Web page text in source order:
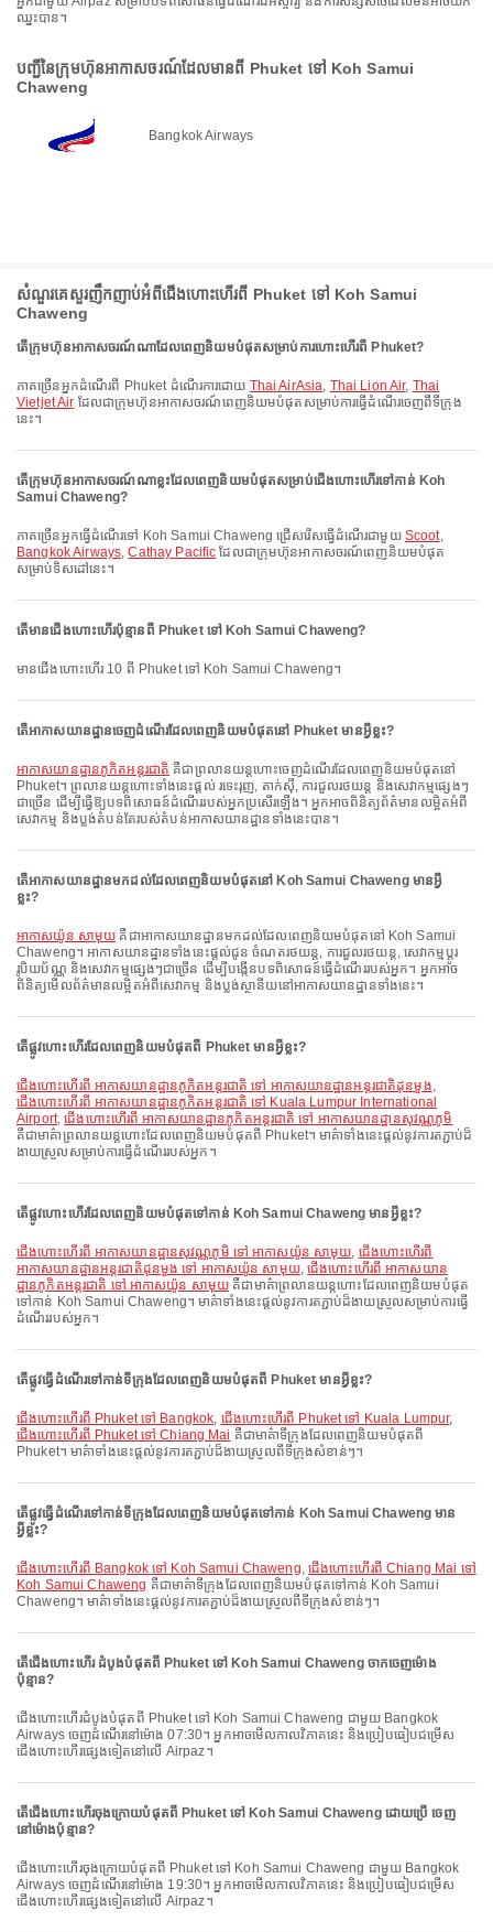
ឈ្នះបាន។
បញ្ជីនៃក្រុមហ៊ុនអាកាសចរណ៍ដែលមានពី Phuket ទៅ Koh Samui
Chaweng
Bangkok Airways
សំណួរគេសួរញឹកញាប់អំពីជើងហោះហើរពី Phuket ទៅ Koh Samui
Chaweng
តើក្រុមហ៊ុនអាកាសចរណ៍ណាដែលពេញនិយមបំផុតសម្រាប់ការហោះហើរពី Phuket?
ភាគច្រើនអ្នកដំណើរពី Phuket ដំណើរការដោយ Thai AirAsia, Thai Lion Air, Thai
Vietjet Air ដែលជាក្រុមហ៊ុនអាកាសចរណ៍ពេញនិយមបំផុតសម្រាប់ការធ្វើដំណើរចេញពីទីក្រុង
នេះ។
តើក្រុមហ៊ុនអាកាសចរណ៍ណាខ្លះដែលពេញនិយមបំផុតសម្រាប់ជើងហោះហើរទៅកាន់ Koh
Samui Chaweng?
ភាគច្រើនអ្នកធ្វើដំណើរទៅ Koh Samui Chaweng ជ្រើសរើសធ្វើដំណើរជាមួយ Scoot,
Bangkok Airways,Cathay Pacific ដែលជាក្រុមហ៊ុនអាកាសចរណ៍ពេញនិយមបំផុត
សម្រាប់ទិសដៅនេះ។
តើមានជើងហោះហើរប៉ុន្មានពី Phuket ទៅ Koh Samui Chaweng?
មានជើងហោះហើរ 10 ពី Phuket ទៅ Koh Samui Chaweng។
តើអាកាសយានដ្ឋានចេញដំណើរដែលពេញនិយមបំផុតនៅ Phuket មានអ្វីខ្លះ?
អាកាសយានដ្ឋានភូកិតអន្តរជាតិ គឺជាព្រលានយន្តហោះចេញដំណើរដែលពេញនិយមបំផុតនៅ
Phuket។ ព្រលានយន្តហោះទាំងនេះផ្តល់ រទេះរុញ, តាក់ស៊ី, ការជួលរថយន្ត និងសេវាកម្មផ្សេងៗ
ជាច្រើន ដើម្បីធ្វើឱ្យបទពិសោធន៍ដំណើររបស់អ្នកប្រសើរឡើង។ អ្នកអាចពិនិត្យព័ត៌មានលម្អិតអំពី
សេវាកម្ម និងប្លង់តំបន់តែរបស់តំបន់អាកាសយានដ្ឋានទាំងនេះបាន។
តើអាកាសយានដ្ឋានមកដល់ដែលពេញនិយមបំផុតនៅ Koh Samui Chaweng មានអ្វី
ខ្លះ?
អាកាសយ៉ូន សាមុយ គឺជាអាកាសយានដ្ឋានមកដល់ដែលពេញនិយមបំផុតនៅ Koh Samui
Chaweng។ អាកាសយានដ្ឋានទាំងនេះផ្តល់ជូន ចំណតរថយន្ត, ការជួលរថយន្ត, សេវាកម្មប្តូរ
រូបិយប័ណ្ណ និងសេវាកម្មផ្សេងៗជាច្រើន ដើម្បីបង្កើនបទពិសោធន៍ធ្វើដំណើររបស់អ្នក។ អ្នកអាច
ពិនិត្យមើលព័ត៌មានលម្អិតអំពីសេវាកម្ម និងប្លង់ស្ថានីយនៅអាកាសយានដ្ឋានទាំងនេះ។
តើផ្លូវហោះហើរដែលពេញនិយមបំផុតពី Phuket មានអ្វីខ្លះ?
ជើងហោះហើរពី អាកាសយានដ្ឋានភូកិតអន្តរជាតិ ទៅ អាកាសយានដ្ឋានអន្តរជាតិដុនមួង,
ជើងហោះហើរពី អាកាសយានដ្ឋានភូកិតអន្តរជាតិ ទៅ Kuala Lumpur International
Airport,ជើងហោះហើរពី អាកាសយានដ្ឋានភូកិតអន្តរជាតិ ទៅ អាកាសយានដ្ឋានសុវណ្ណភូមិ
គឺជាមាគ៌ាព្រលានយន្តហោះដែលពេញនិយមបំផុតពី Phuket។ មាគ៌ាទាំងនេះផ្តល់នូវការតភ្ជាប់ដ៏
ងាយស្រួលសម្រាប់ការធ្វើដំណើររបស់អ្នក។
តើផ្លូវហោះហើរដែលពេញនិយមបំផុតទៅកាន់ Koh Samui Chaweng មានអ្វីខ្លះ?
ជើងហោះហើរពី អាកាសយានដ្ឋានសុវណ្ណភូមិ ទៅ អាកាសយ៉ូន សាមុយ, ជើងហោះហើរពី
អាកាសយានដ្ឋានអន្តរជាតិដុនមួង ទៅ អាកាសយ៉ូន សាមុយ,ជើងហោះហើរពី អាកាសយាន
ដ្ឋានភូកិតអន្តរជាតិ ទៅ អាកាសយ៉ូន សាមុយ គឺជាមាគ៌ាព្រលានយន្តហោះដែលពេញនិយមបំផុត
ទៅកាន់ Koh Samui Chaweng។ មាគ៌ាទាំងនេះផ្តល់នូវការតភ្ជាប់ដ៏ងាយស្រួលសម្រាប់ការធ្វើ
ដំណើររបស់អ្នក។
តើផ្លូវធ្វើដំណើរទៅកាន់ទីក្រុងដែលពេញនិយមបំផុតពី Phuket មានអ្វីខ្លះ?
ជើងហោះហើរពី Phuket ទៅ Bangkok, ជើងហោះហើរពី Phuket ទៅ Kuala Lumpur,
ជើងហោះហើរពី Phuket ទៅ Chiang Mai គឺជាមាគ៌ាទីក្រុងដែលពេញនិយមបំផុតពី
Phuket។ មាគ៌ាទាំងនេះផ្តល់នូវការតភ្ជាប់ដ៏ងាយស្រួលពីទីក្រុងសំខាន់ៗ។
តើផ្លូវធ្វើដំណើរទៅកាន់ទីក្រុងដែលពេញនិយមបំផុតទៅកាន់ Koh Samui Chaweng មាន
អ្វីខ្លះ?
ជើងហោះហើរពី Bangkok ទៅ Koh Samui Chaweng,ជើងហោះហើរពី Chiang Mai ទៅ
Koh Samui Chaweng គឺជាមាគ៌ាទីក្រុងដែលពេញនិយមបំផុតទៅកាន់ Koh Samui
Chaweng។ មាគ៌ាទាំងនេះផ្តល់នូវការតភ្ជាប់ដ៏ងាយស្រួលពីទីក្រុងសំខាន់ៗ។
តើជើងហោះហើរ ដំបូងបំផុតពី Phuket ទៅ Koh Samui Chaweng ចាកចេញម៉ោង
ប៉ុន្មាន?
ជើងហោះហើរដំបូងបំផុតពី Phuket ទៅ Koh Samui Chaweng ជាមួយ Bangkok
Airways ចេញដំណើរនៅម៉ោង 07:30។ អ្នកអាចមើលកាលវិភាគនេះ និងប្រៀបធៀបជម្រើស
ជើងហោះហើរផ្សេងទៀតនៅលើ Airpaz។
តើជើងហោះហើរចុងក្រោយបំផុតពី Phuket ទៅ Koh Samui Chaweng ដោយប្រើ ចេញ
នៅម៉ោងប៉ុន្មាន?
ជើងហោះហើរចុងក្រោយបំផុតពី Phuket ទៅ Koh Samui Chaweng ជាមួយ Bangkok
Airways ចេញដំណើរនៅម៉ោង 19:30។ អ្នកអាចមើលកាលវិភាគនេះ និងប្រៀបធៀបជម្រើស
ជើងហោះហើរផ្សេងទៀតនៅលើ Airpaz។